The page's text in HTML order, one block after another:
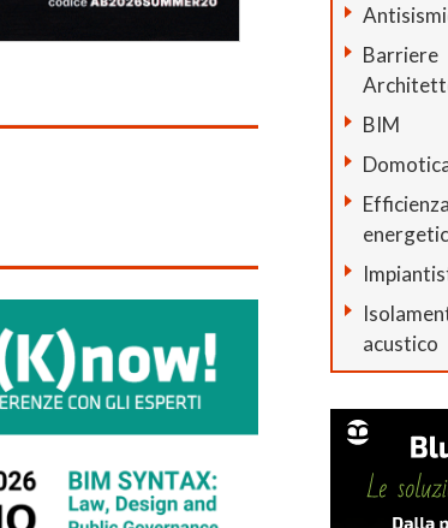
Barriere
BIM
Efficienza
acustico